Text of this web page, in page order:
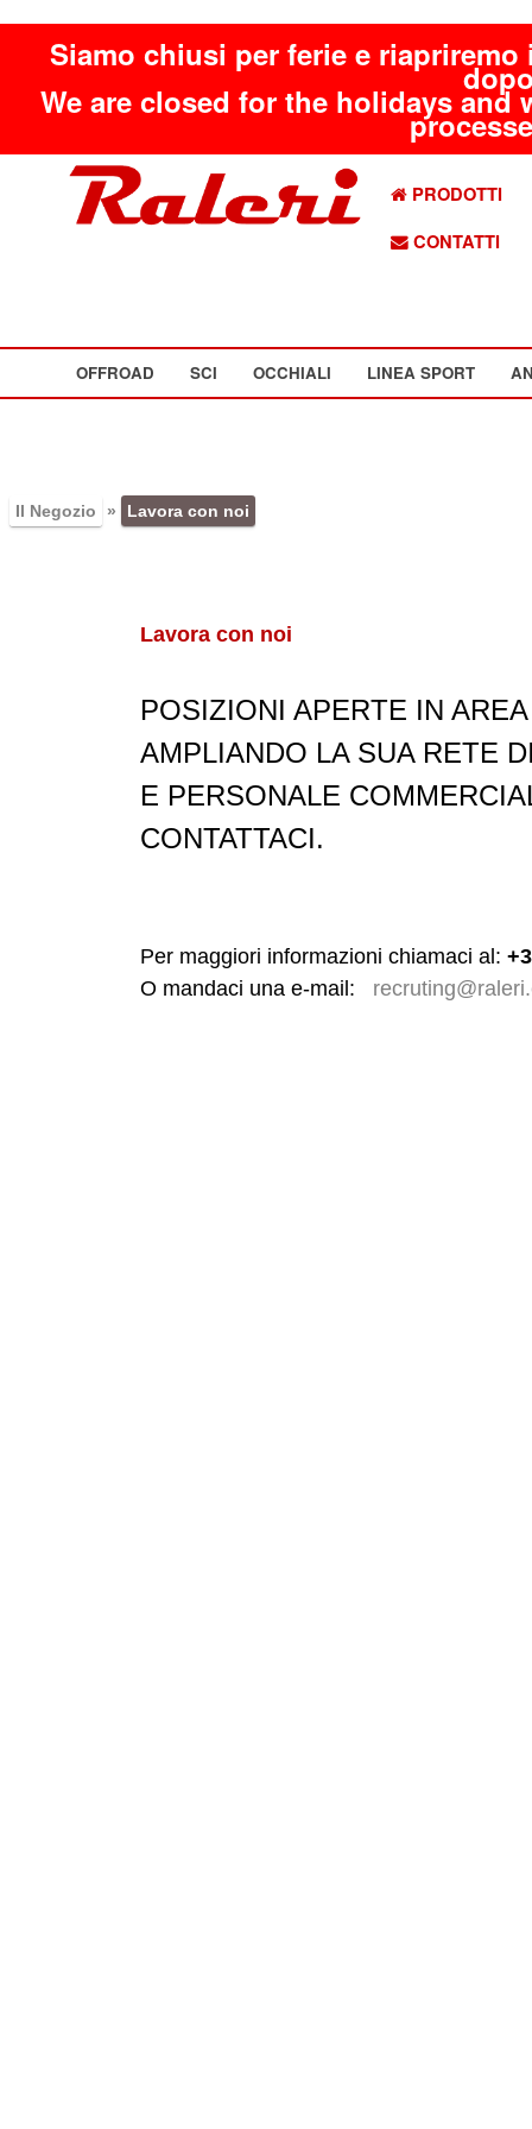
Siamo chiusi per ferie e
We are closed for the holidays
PRODOTTI
CONTATTI
OFFROAD SCI OCCHIALI LINEA SPORT
Il Negozio » Lavora con noi
Lavora con noi
POSIZIONI APERTE IN
AMPLIANDO LA SUA RETE
E PERSONALE
CONTATTACI.
Per maggiori informazioni chiamaci al:
O mandaci una e-mail: